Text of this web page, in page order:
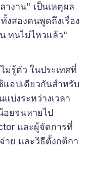
างาน" เป็นเหตุผล
งสองคนพูดถึงเรื่อง
ทนไม่ไหวแล้ว"
ม่รู้ตัว ในประเทศที่
แอปเดียวกันสำหรับ
บ่งระหว่างเวลา
อยจนหายไป
และผู้จัดการที่
าย และวิธีตั้งกติกา